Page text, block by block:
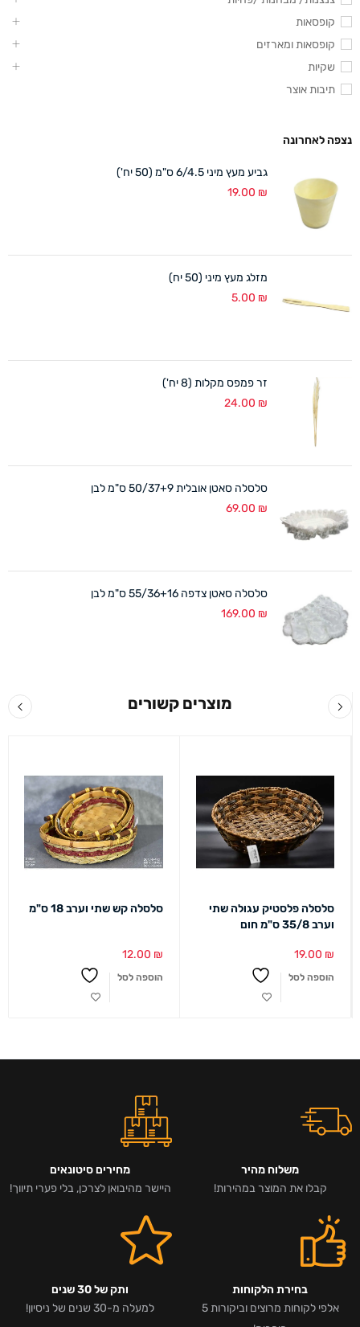
קופסאות
קופסאות ומארזים
שקיות
תיבות אוצר
נצפה לאחרונה
גביע מעץ מיני 6/4.5 ס"מ (50 יח')
19.00 ₪
מזלג מעץ מיני (50 יח)
5.00 ₪
זר פמפס מקלות (8 יח')
24.00 ₪
סלסלה סאטן אובלית 50/37+9 ס"מ לבן
69.00 ₪
סלסלה סאטן צדפה 55/36+16 ס"מ לבן
169.00 ₪
מוצרים קשורים
סלסלה פלסטיק עגולה שתי
וערב 35/8 ס"מ חום
19.00 ₪
הוספה לסל
סלסלה קש שתי וערב 18 ס"מ
12.00 ₪
הוספה לסל
משלוח מהיר
קבלו את המוצר במהירות!
מחירים סיטונאים
היישר מהיבואן לצרכן, בלי פערי תיווך!
בחירת הלקוחות
אלפי לקוחות מרוצים וביקורות 5
ותק של 30 שנים
למעלה מ-30 שנים של ניסיון!